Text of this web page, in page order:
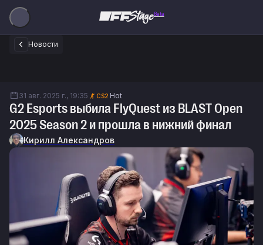
Beta
Новости
31 авг. 2025 г., 19:35 CS2 Hot
G2 Esports выбила FlyQuest из BLAST Open
2025 Season 2 и прошла в нижний финал
Кирилл Александров